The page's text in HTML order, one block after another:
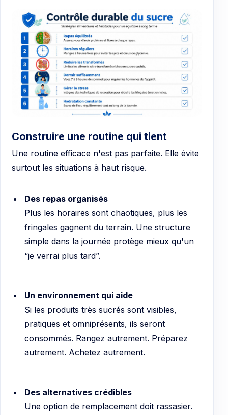
Construire une routine qui tient
Une routine efficace n'est pas parfaite. Elle évite
surtout les situations à haut risque.
Des repas organisés
Plus les horaires sont chaotiques, plus les
fringales gagnent du terrain. Une structure
simple dans la journée protège mieux qu'un
“je verrai plus tard”.
Un environnement qui aide
Si les produits très sucrés sont visibles,
pratiques et omniprésents, ils seront
consommés. Rangez autrement. Préparez
autrement. Achetez autrement.
Des alternatives crédibles
Une option de remplacement doit rassasier.